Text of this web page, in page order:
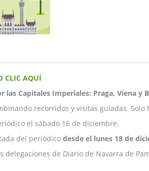
CLIC AQUÍ
Capitales Imperiales: Praga, Viena y
recorridos y visitas guiadas. Solo
el sábado 16 de diciembre.
del periódico desde el lunes 18 de
delegaciones de Diario de Navarra de